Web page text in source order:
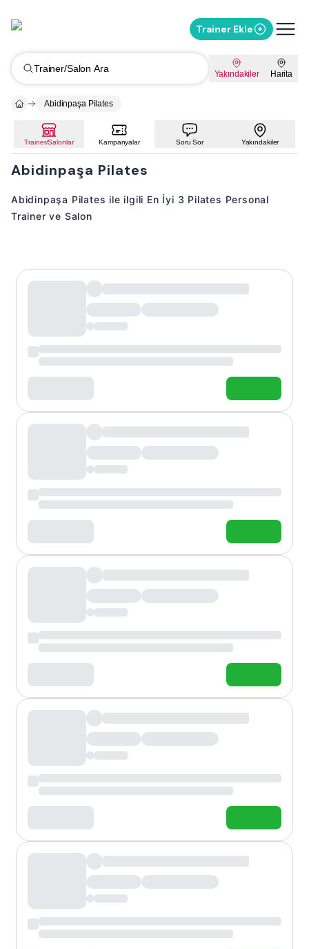
Trainer Ekle
Trainer/Salon Ara Yakındakiler Harita
Abidinpaşa Pilates
Trainer/Salonlar Kampanyalar Soru Sor Yakındakiler
Abidinpaşa Pilates
Abidinpaşa Pilates ile ilgili En İyi 3 Pilates Personal
Trainer ve Salon